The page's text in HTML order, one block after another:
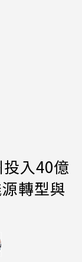
入40億
轉型與